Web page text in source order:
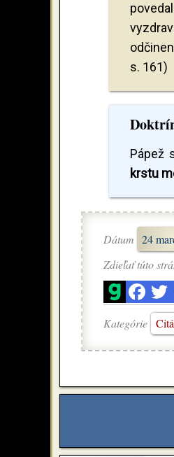
s. 161)
Pápež
krstu
Dátum 24
Zdieľať túto
Kategórie